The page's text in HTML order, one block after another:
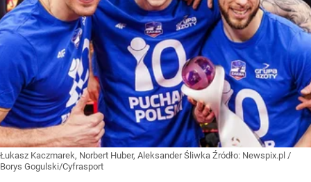
Łukasz Kaczmarek, Norbert Huber, Aleksander Śliwka Źródło: Newspix.pl /
Borys Gogulski/Cyfrasport